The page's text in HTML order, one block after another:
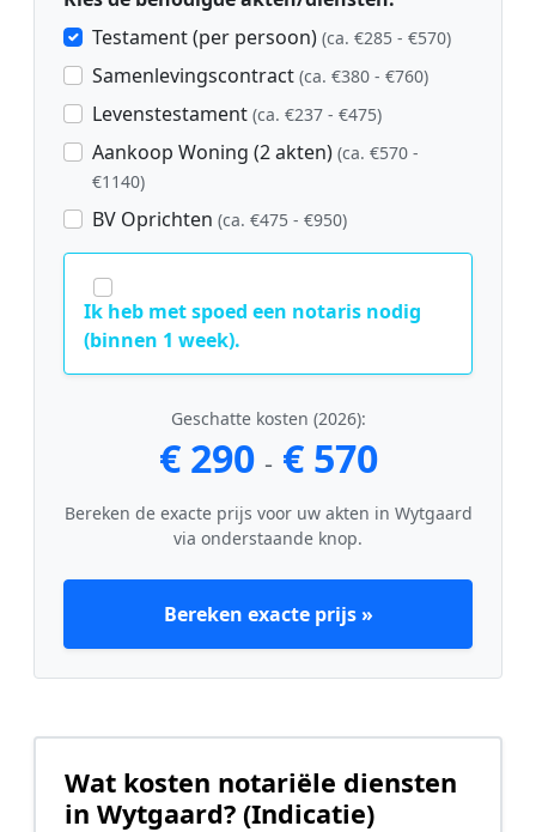
Testament (per persoon) (ca. €285 - €570)
Samenlevingscontract (ca. €380 - €760)
Levenstestament (ca. €237 - €475)
Aankoop Woning (2 akten) (ca. €570 -
€1140)
BV Oprichten (ca. €475 - €950)
Ik heb met spoed een notaris nodig
(binnen 1 week).
Geschatte kosten (2026):
€ 290 - € 570
Bereken de exacte prijs voor uw akten in Wytgaard
via onderstaande knop.
Bereken exacte prijs »
Wat kosten notariële diensten
in Wytgaard? (Indicatie)